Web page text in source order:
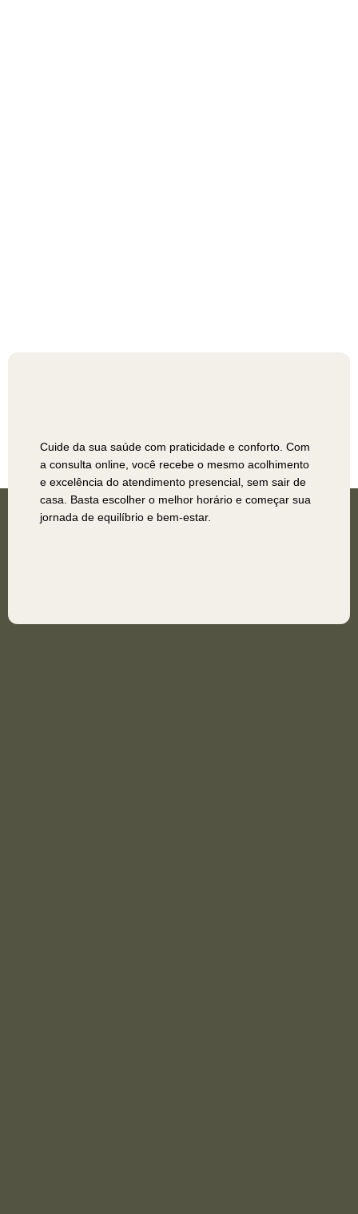
Cuide da sua saúde com praticidade e conforto. Com
a consulta online, você recebe o mesmo acolhimento
e excelência do atendimento presencial, sem sair de
casa. Basta escolher o melhor horário e começar sua
jornada de equilíbrio e bem-estar.